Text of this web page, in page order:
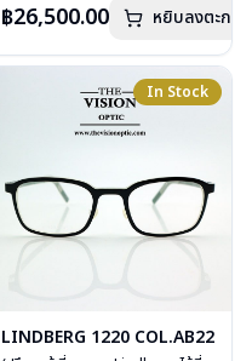
ฟรีตลอดอายุการใช้งาน
อักษร
บานพับ : ไม่มีน็อต
การรับประกัน : 3 ปี
฿26,500.00 หยิบลงตะกร้า
In Stock
LINDBERG 1220 COL.AB22